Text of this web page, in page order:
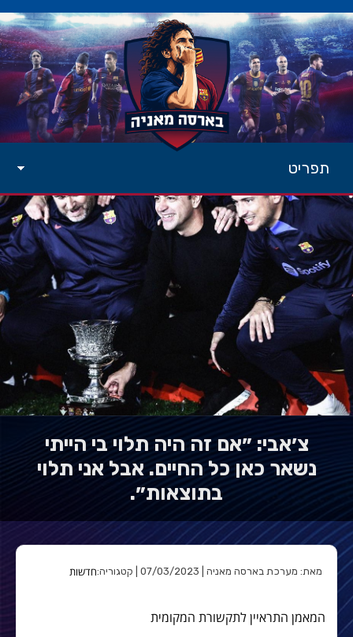
תפריט
צ׳אבי: ״אם זה היה תלוי בי הייתי
נשאר כאן כל החיים. אבל אני תלוי
בתוצאות״.
מאת: מערכת בארסה מאניה | 07/03/2023 | קטגוריה: חדשות
המאמן התראיין לתקשורת המקומית